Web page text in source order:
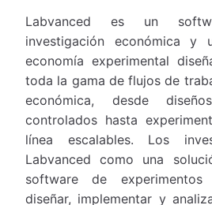
Labvanced es un
investigación económica y
economía experimental
toda la gama de flujos de
económica, desde
controlados hasta
línea escalables. Los
Labvanced como una
software de experimentos
diseñar, implementar y